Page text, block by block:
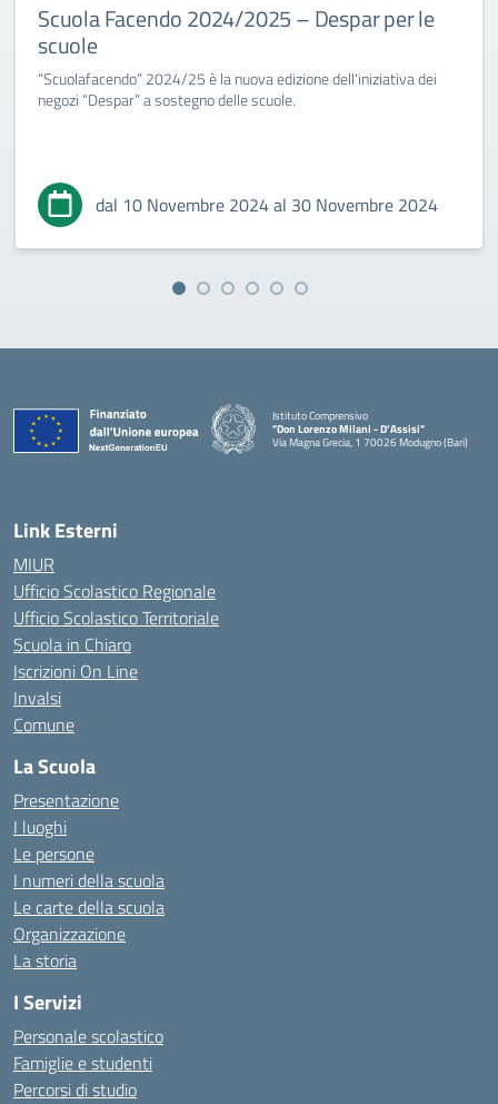
Scuola Facendo 2024/2025 – Despar per le
scuole
“Scuolafacendo” 2024/25 è la nuova edizione dell'iniziativa dei
negozi “Despar” a sostegno delle scuole.
dal 10 Novembre 2024 al 30 Novembre 2024
Istituto Comprensivo
"Don Lorenzo Milani - D’Assisi"
Via Magna Grecia, 1 70026 Modugno (Bari)
— Visita la pagina iniziale della scuola
Link Esterni
MIUR
Ufficio Scolastico Regionale
Ufficio Scolastico Territoriale
Scuola in Chiaro
Iscrizioni On Line
Invalsi
Comune
La Scuola
Presentazione
I luoghi
Le persone
I numeri della scuola
Le carte della scuola
Organizzazione
La storia
I Servizi
Personale scolastico
Famiglie e studenti
Percorsi di studio